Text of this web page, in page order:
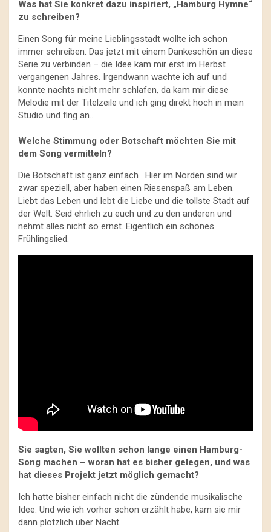
Was hat Sie konkret dazu inspiriert, „Hamburg Hymne“
zu schreiben?
Einen Song für meine Lieblingsstadt wollte ich schon
immer schreiben. Das jetzt mit einem Dankeschön an diese
Serie zu verbinden – die Idee kam mir erst im Herbst
vergangenen Jahres. Irgendwann wachte ich auf und
konnte nachts nicht mehr schlafen, da kam mir diese
Melodie mit der Titelzeile und ich ging direkt hoch in mein
Studio und fing an…
Welche Stimmung oder Botschaft möchten Sie mit
dem Song vermitteln?
Die Botschaft ist ganz einfach . Hier im Norden sind wir
zwar speziell, aber haben einen Riesenspaß am Leben.
Liebt das Leben und lebt die Liebe und die tollste Stadt auf
der Welt. Seid ehrlich zu euch und zu den anderen und
nehmt alles nicht so ernst. Eigentlich ein schönes
Frühlingslied.
Sie sagten, Sie wollten schon lange einen Hamburg-
Song machen – woran hat es bisher gelegen, und was
hat dieses Projekt jetzt möglich gemacht?
Ich hatte bisher einfach nicht die zündende musikalische
Idee. Und wie ich vorher schon erzählt habe, kam sie mir
dann plötzlich über Nacht.